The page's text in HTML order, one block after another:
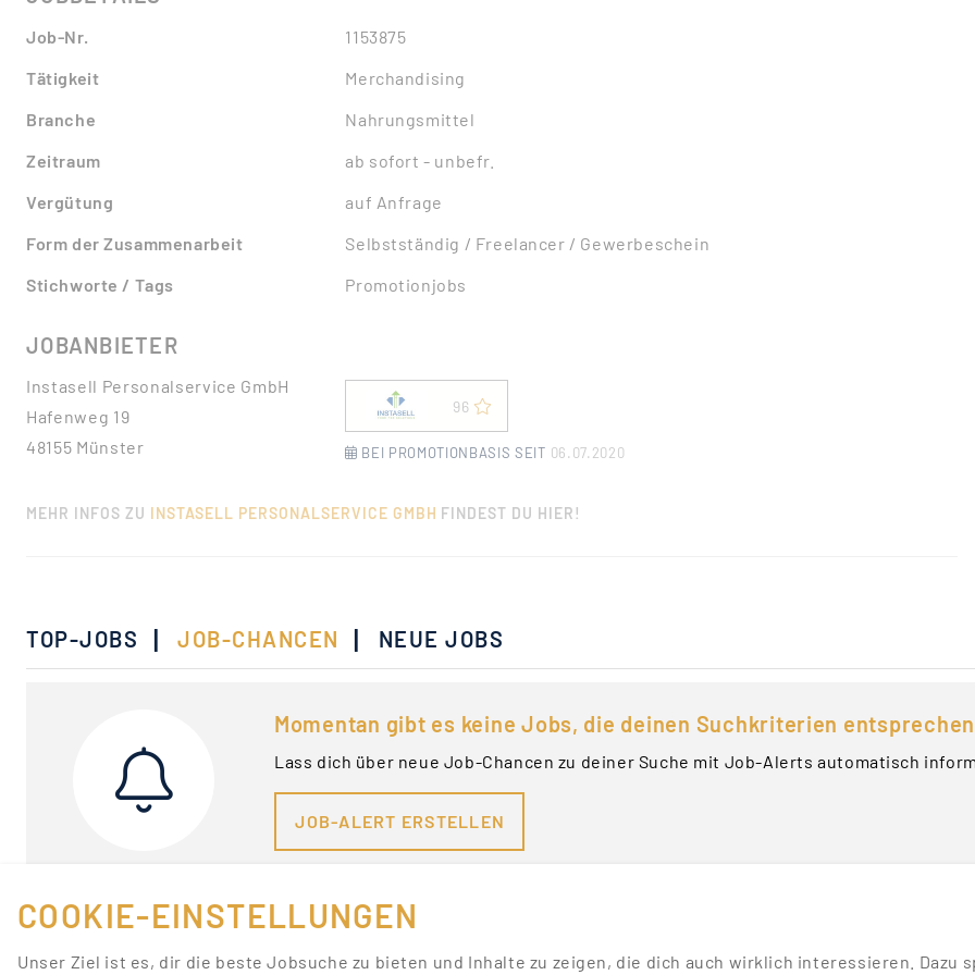
Job-Nr.
1153875
Tätigkeit
Merchandising
Branche
Nahrungsmittel
Zeitraum
ab sofort - unbefr.
Vergütung
auf Anfrage
Form der Zusammenarbeit
Selbstständig / Freelancer / Gewerbeschein
Stichworte / Tags
Promotionjobs
JOBANBIETER
Instasell Personalservice GmbH
Hafenweg 19
48155 Münster
96
BEI PROMOTIONBASIS SEIT 06.07.2020
MEHR INFOS ZU INSTASELL PERSONALSERVICE GMBH FINDEST DU HIER!
TOP-JOBS | JOB-CHANCEN | NEUE JOBS
Momentan gibt es keine Jobs, die deinen Suchkriterien
Lass dich über neue Job-Chancen zu deiner Suche mit Job-Alerts automatisch
JOB-ALERT ERSTELLEN
COOKIE-EINSTELLUNGEN
Unser Ziel ist es, dir die beste Jobsuche zu bieten und Inhalte zu zeigen, die dich auch wirklich interessieren. Dazu